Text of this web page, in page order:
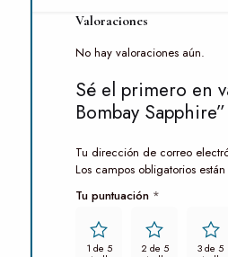
Valoraciones
No hay valoraciones aún.
Sé el primero en
Bombay Sapphire”
Tu dirección de correo
Los campos obligatorios
Tu puntuación *
1 de 5 2 de 5 3 de 5